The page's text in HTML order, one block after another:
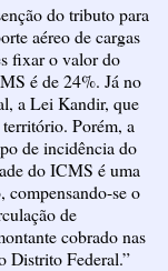
do tributo para
aéreo de cargas
fixar o valor do
é de 24%. Já no
a Lei Kandir, que
Porém, a
de incidência do
do ICMS é uma
compensando-se o
de
cobrado nas
Distrito Federal.”